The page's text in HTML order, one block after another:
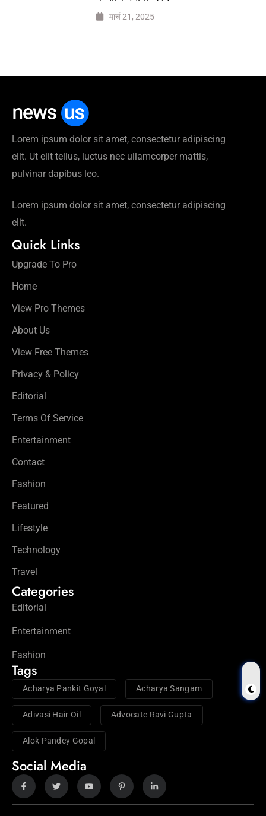
मार्च 21, 2025
Lorem ipsum dolor sit amet, consectetur adipiscing
elit. Ut elit tellus, luctus nec ullamcorper mattis,
pulvinar dapibus leo.
Lorem ipsum dolor sit amet, consectetur adipiscing
elit.
Quick Links
Upgrade To Pro
Home
View Pro Themes
About Us
View Free Themes
Privacy & Policy
Editorial
Terms Of Service
Entertainment
Contact
Fashion
Featured
Lifestyle
Technology
Travel
Categories
Editorial
Entertainment
Fashion
Tags
Acharya Pankit Goyal Acharya Sangam
Adivasi Hair Oil Advocate Ravi Gupta
Alok Pandey Gopal
Social Media